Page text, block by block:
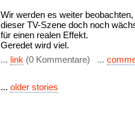
Wir werden es weiter
dieser TV-Szene doch noch
für einen realen Effekt.
Geredet wird viel.
... link (0 Kommentare) ...
... older stories